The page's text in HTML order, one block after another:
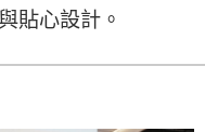
貼心設計。